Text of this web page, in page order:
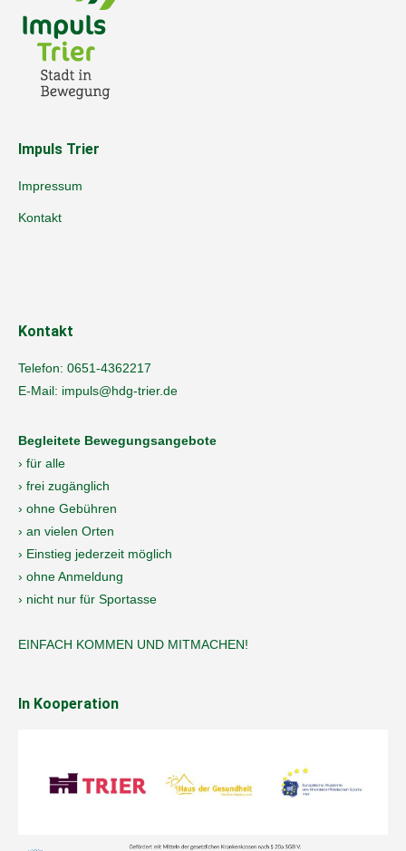
Impuls Trier
Impressum
Kontakt
Kontakt
Telefon: 0651-4362217
E-Mail: impuls@hdg-trier.de
Begleitete Bewegungsangebote
› für alle
› frei zugänglich
› ohne Gebühren
› an vielen Orten
› Einstieg jederzeit möglich
› ohne Anmeldung
› nicht nur für Sportasse
EINFACH KOMMEN UND MITMACHEN!
In Kooperation